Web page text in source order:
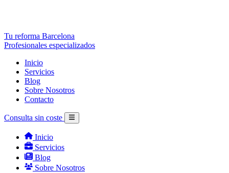
Tu reforma Barcelona
Profesionales especializados
Inicio
Servicios
Blog
Sobre Nosotros
Contacto
Consulta sin coste
Inicio
Servicios
Blog
Sobre Nosotros